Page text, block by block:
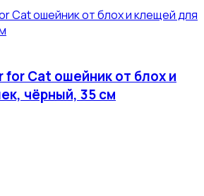
for Cat ошейник от блох и
чёрный, 35 см